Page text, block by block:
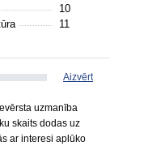
10
11
Aizvērt
uzmanība
skaits dodas uz
ar interesi aplūko